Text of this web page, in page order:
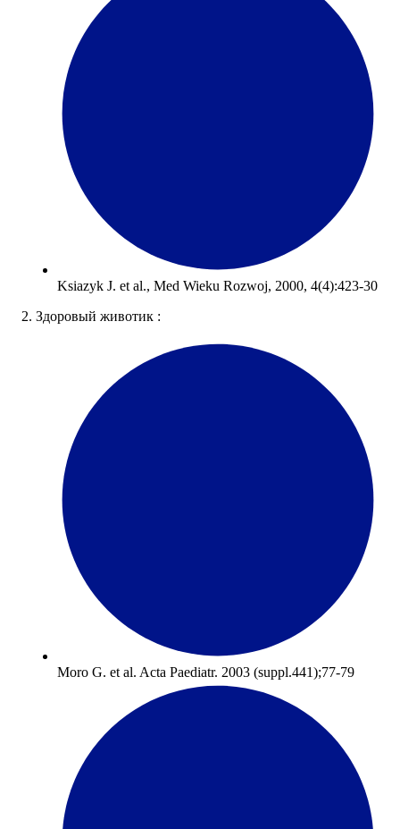
Ksiazyk J. et al., Med Wieku Rozwoj, 2000, 4(4):423-30
2. Здоровый животик :
Moro G. et al. Acta Paediatr. 2003 (suppl.441);77-79